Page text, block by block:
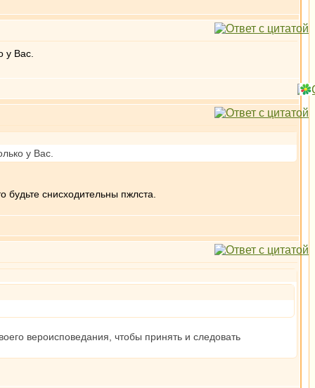
у Вас.
у Вас.
снисходительны пжлста.
вероисповедания, чтобы принять и следовать